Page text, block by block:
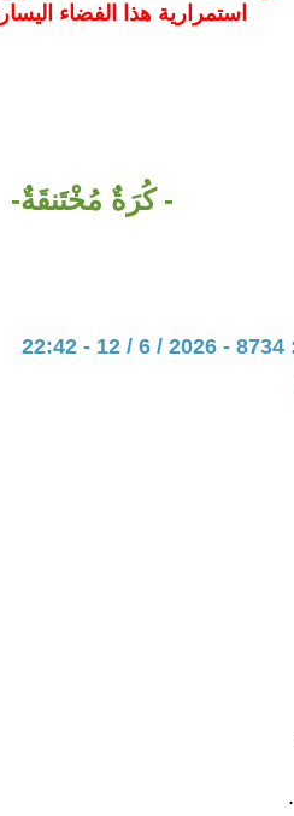
استمرارية هذا الفضاء
- كُرَةٌ مُخْتَنقَةٌ-